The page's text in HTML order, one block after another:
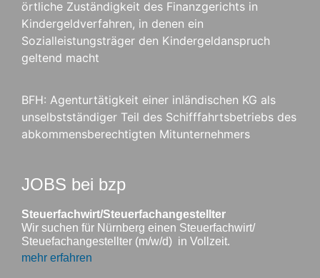
örtliche Zuständigkeit des Finanzgerichts in
Kindergeldverfahren, in denen ein
Sozialleistungsträger den Kindergeldanspruch
geltend macht
BFH: Agenturtätigkeit einer inländischen KG als
unselbstständiger Teil des Schifffahrtsbetriebs des
abkommensberechtigten Mitunternehmers
JOBS bei bzp
Steuerfachwirt/Steuerfachangestellter
Wir suchen für Nürnberg einen Steuerfachwirt/
Steuefachangestellter (m/w/d) in Vollzeit.
mehr erfahren